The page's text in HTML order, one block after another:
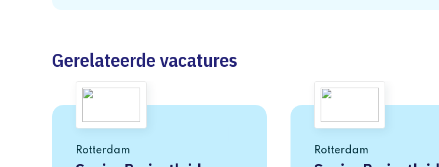
Gerelateerde vacatures
Rotterdam Rotterdam